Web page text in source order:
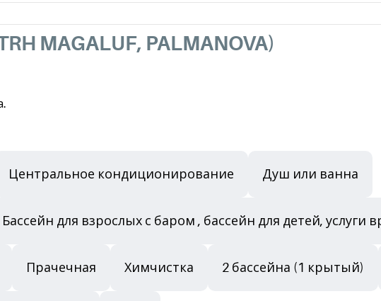
MAGALUF, PALMANOVA)
Центральное кондиционирование Душ или ванна
Бассейн для взрослых с баром , бассейн для детей, услуги
Прачечная Химчистка 2 бассейна (1 крытый)